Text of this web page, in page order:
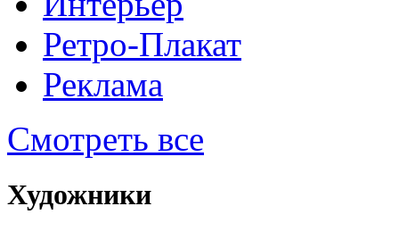
Ретро-Плакат
Реклама
Смотреть все
Художники